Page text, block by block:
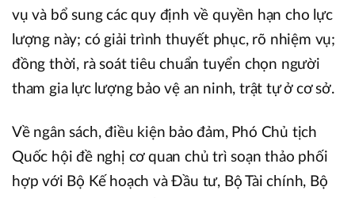
vụ và bổ sung các quy định về quyền hạn cho lực
lượng này; có giải trình thuyết phục, rõ nhiệm vụ;
đồng thời, rà soát tiêu chuẩn tuyển chọn người
tham gia lực lượng bảo vệ an ninh, trật tự ở cơ sở.
Về ngân sách, điều kiện bảo đảm, Phó Chủ tịch
Quốc hội đề nghị cơ quan chủ trì soạn thảo phối
hợp với Bộ Kế hoạch và Đầu tư, Bộ Tài chính, Bộ